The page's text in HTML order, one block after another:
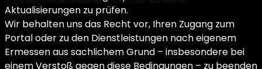
Aktualisierungen zu prüfen.
Wir behalten uns das Recht vor, Ihren Zugang zum
Portal oder zu den Dienstleistungen nach eigenem
Ermessen aus sachlichem Grund – insbesondere bei
einem Verstoß gegen diese Bedingungen – zu beenden